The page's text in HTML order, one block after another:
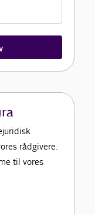
rådgivere.
til vores